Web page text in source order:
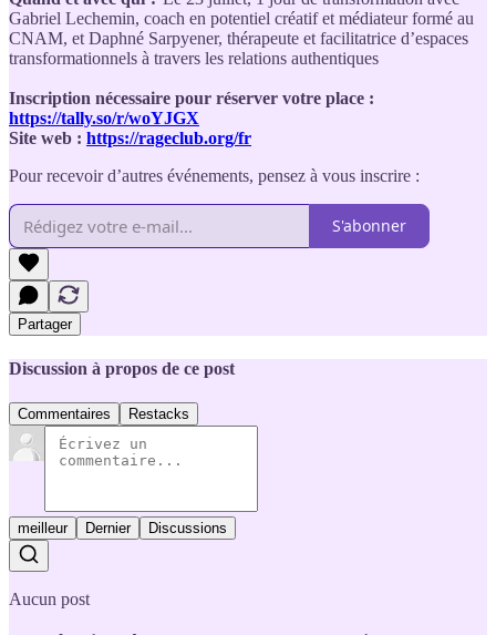
Gabriel Lechemin, coach en potentiel créatif et médiateur formé au
CNAM, et Daphné Sarpyener, thérapeute et facilitatrice d’espaces
transformationnels à travers les relations authentiques
Inscription nécessaire pour réserver votre place :
https://tally.so/r/woYJGX
Site web : https://rageclub.org/fr
Pour recevoir d’autres événements, pensez à vous inscrire :
S'abonner
Partager
Discussion à propos de ce post
Commentaires Restacks
meilleur Dernier Discussions
Aucun post